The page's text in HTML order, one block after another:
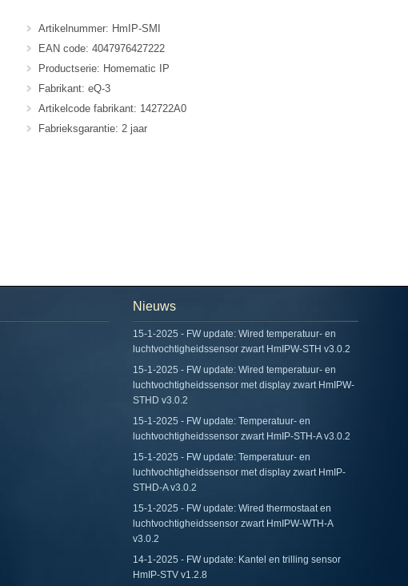
Artikelnummer: HmIP-SMI
EAN code: 4047976427222
Productserie: Homematic IP
Fabrikant: eQ-3
Artikelcode fabrikant: 142722A0
Fabrieksgarantie: 2 jaar
Nieuws
15-1-2025 - FW update: Wired temperatuur- en
luchtvochtigheidssensor zwart HmIPW-STH v3.0.2
15-1-2025 - FW update: Wired temperatuur- en
luchtvochtigheidssensor met display zwart HmIPW-
STHD v3.0.2
15-1-2025 - FW update: Temperatuur- en
luchtvochtigheidssensor zwart HmIP-STH-A v3.0.2
15-1-2025 - FW update: Temperatuur- en
luchtvochtigheidssensor met display zwart HmIP-
STHD-A v3.0.2
15-1-2025 - FW update: Wired thermostaat en
luchtvochtigheidssensor zwart HmIPW-WTH-A
v3.0.2
14-1-2025 - FW update: Kantel en trilling sensor
HmIP-STV v1.2.8